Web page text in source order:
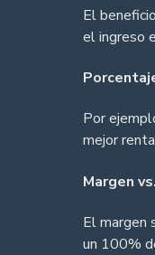
El
el ingreso
Por
mejor
Margen
El margen
un 100%